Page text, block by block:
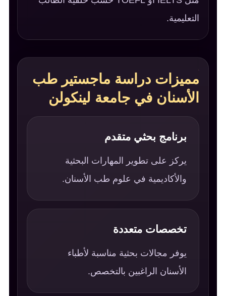
التعليمية.
مميزات دراسة ماجستير طب
الأسنان في جامعة لينكولن
برنامج بحثي متقدم
يركز على تطوير المهارات البحثية
والأكاديمية في علوم طب الأسنان.
تخصصات متعددة
يوفر مجالات بحثية مناسبة لأطباء
الأسنان الراغبين بالتخصص.